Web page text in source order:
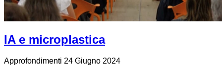
IA e microplastica
Approfondimenti 24 Giugno 2024